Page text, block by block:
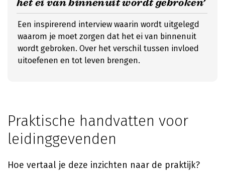
het ei van binnenuit wordt gebroken’
Een inspirerend interview waarin wordt uitgelegd
waarom je moet zorgen dat het ei van binnenuit
wordt gebroken. Over het verschil tussen invloed
uitoefenen en tot leven brengen.
Praktische handvatten voor
leidinggevenden
Hoe vertaal je deze inzichten naar de praktijk?